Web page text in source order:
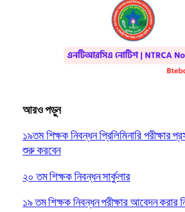
আরও পড়ুন
১৯তম শিক্ষক নিবন্ধন প্রিলিমিনারি পরীক্ষার
শুরু করবেন
২০ তম শিক্ষক নিবন্ধন সার্কুলার
১৯ তম শিক্ষক নিবন্ধন পরীক্ষার আবেদন করার